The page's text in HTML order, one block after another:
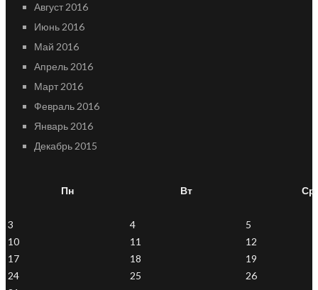
Август 2016
Июнь 2016
Май 2016
Апрель 2016
Март 2016
Февраль 2016
Январь 2016
Декабрь 2015
Пн Вт Ср
3 4
5
10
11
12
17
18
19
24
25
26